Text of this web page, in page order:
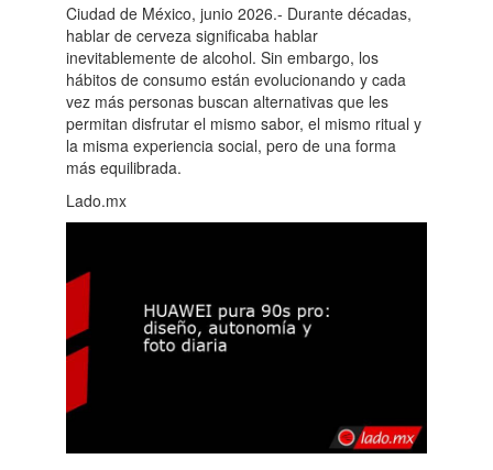
Ciudad de México, junio 2026.- Durante décadas,
hablar de cerveza significaba hablar
inevitablemente de alcohol. Sin embargo, los
hábitos de consumo están evolucionando y cada
vez más personas buscan alternativas que les
permitan disfrutar el mismo sabor, el mismo ritual y
la misma experiencia social, pero de una forma
más equilibrada.
Lado.mx